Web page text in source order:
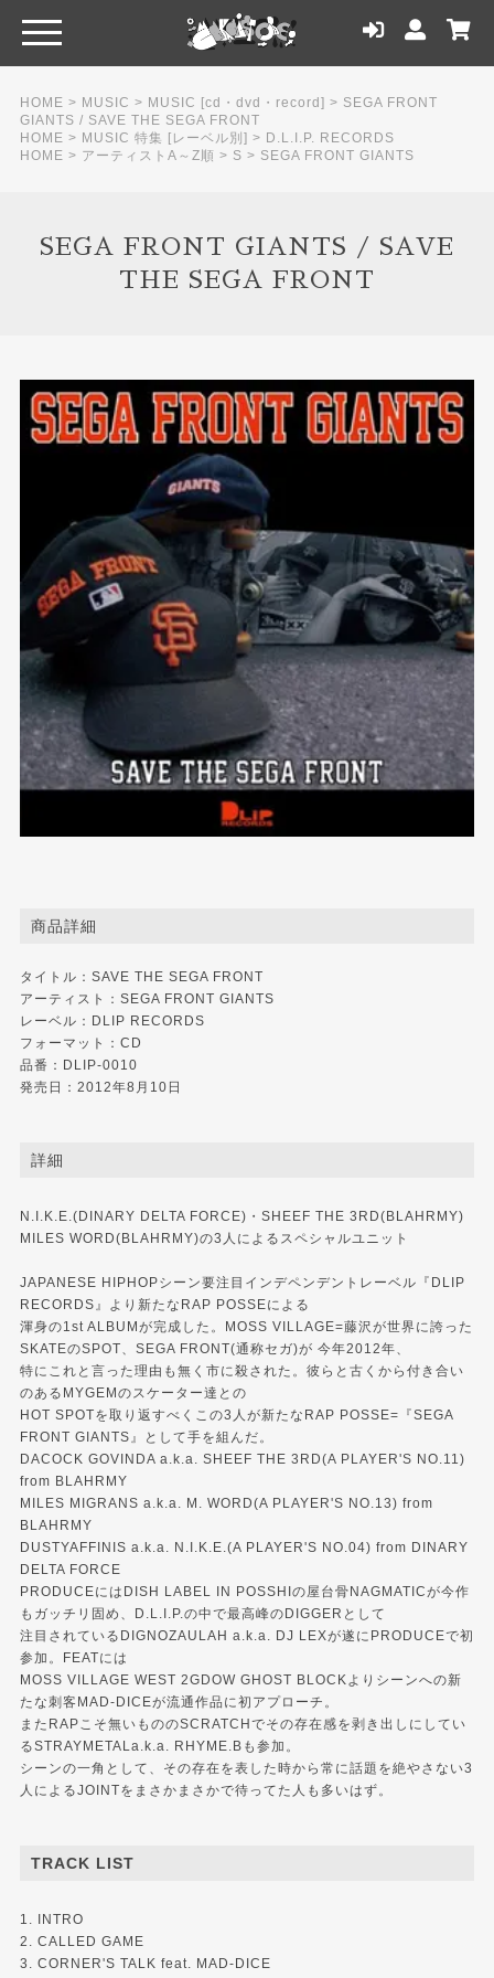
HOME > MUSIC > MUSIC [cd・dvd・record] > SEGA FRONT
GIANTS / SAVE THE SEGA FRONT
HOME > MUSIC 特集 [レーベル別] > D.L.I.P. RECORDS
HOME > アーティストA～Z順 > S > SEGA FRONT GIANTS
SEGA FRONT GIANTS / SAVE
THE SEGA FRONT
商品詳細
タイトル：SAVE THE SEGA FRONT
アーティスト：SEGA FRONT GIANTS
レーベル： DLIP RECORDS
フォーマット：CD
品番：DLIP-0010
発売日：2012年8月10日
詳細
N.I.K.E.(DINARY DELTA FORCE)・SHEEF THE 3RD(BLAHRMY)
MILES WORD(BLAHRMY)の3人によるスペシャルユニット
JAPANESE HIPHOPシーン要注目インデペンデントレーベル『DLIP
RECORDS』より新たなRAP POSSEによる
渾身の1st ALBUMが完成した。MOSS VILLAGE=藤沢が世界に誇った
SKATEのSPOT、SEGA FRONT(通称セガ)が 今年2012年、
特にこれと言った理由も無く市に殺された。彼らと古くから付き合い
のあるMYGEMのスケーター達との
HOT SPOTを取り返すべくこの3人が新たなRAP POSSE=『SEGA
FRONT GIANTS』として手を組んだ。
DACOCK GOVINDA a.k.a. SHEEF THE 3RD(A PLAYER'S NO.11)
from BLAHRMY
MILES MIGRANS a.k.a. M. WORD(A PLAYER'S NO.13) from
BLAHRMY
DUSTYAFFINIS a.k.a. N.I.K.E.(A PLAYER'S NO.04) from DINARY
DELTA FORCE
PRODUCEにはDISH LABEL IN POSSHIの屋台骨NAGMATICが今作
もガッチリ固め、D.L.I.P.の中で最高峰のDIGGERとして
注目されているDIGNOZAULAH a.k.a. DJ LEXが遂にPRODUCEで初
参加。FEATには
MOSS VILLAGE WEST 2GDOW GHOST BLOCKよりシーンへの新
たな刺客MAD-DICEが流通作品に初アプローチ。
またRAPこそ無いもののSCRATCHでその存在感を剥き出しにしてい
るSTRAYMETALa.k.a. RHYME.Bも参加。
シーンの一角として、その存在を表した時から常に話題を絶やさない3
人によるJOINTをまさかまさかで待ってた人も多いはず。
TRACK LIST
1. INTRO
2. CALLED GAME
3. CORNER'S TALK feat. MAD-DICE